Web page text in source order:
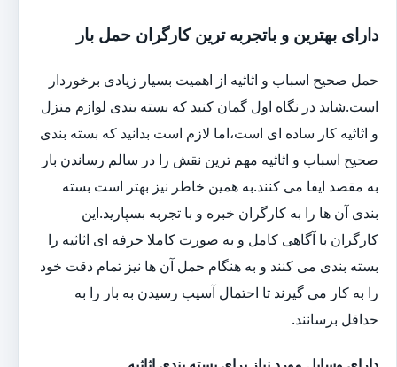
دارای بهترین و باتجربه ترین کارگران حمل بار
حمل صحیح اسباب و اثاثیه از اهمیت بسیار زیادی برخوردار
است.شاید در نگاه اول گمان کنید که بسته بندی لوازم منزل
و اثاثیه کار ساده ای است،اما لازم است بدانید که بسته بندی
صحیح اسباب و اثاثیه مهم ترین نقش را در سالم رساندن بار
به مقصد ایفا می کنند.به همین خاطر نیز بهتر است بسته
بندی آن ها را به کارگران خبره و با تجربه بسپارید.این
کارگران با آگاهی کامل و به صورت کاملا حرفه ای اثاثیه را
بسته بندی می کنند و به هنگام حمل آن ها نیز تمام دقت خود
را به کار می گیرند تا احتمال آسیب رسیدن به بار را به
حداقل برسانند.